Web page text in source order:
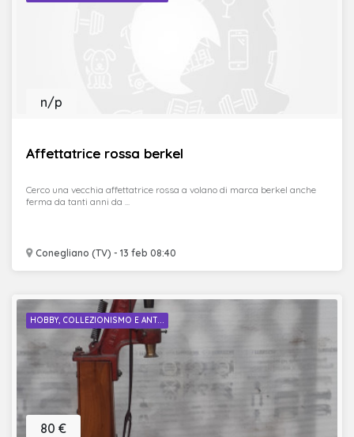
Affettatrice rossa berkel
Conegliano (TV) - 13 feb 08:40
n/p
Cerco una vecchia affettatrice rossa a volano di marca berkel anche
ferma da tanti anni da ...
HOBBY, COLLEZIONISMO E ANT...
80 €